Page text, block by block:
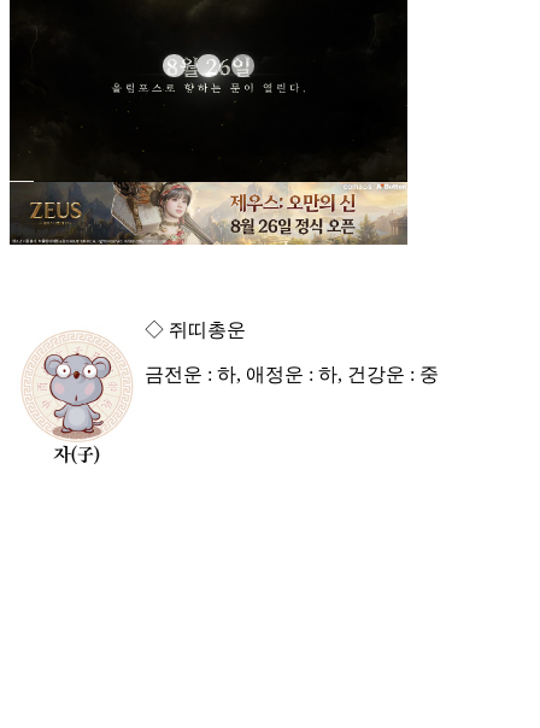
◇ 쥐띠총운
금전운 : 하, 애정운 : 하, 건강운 : 중